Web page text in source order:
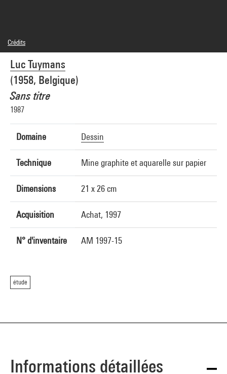
Luc Tuymans
(1958, Belgique)
Sans titre
1987
Domaine Dessin
Technique Mine graphite et aquarelle sur papier
Dimensions 21 x 26 cm
Acquisition Achat, 1997
N° d'inventaire AM 1997-15
étude
Crédits
© Studio Luc Tuymans
Crédit photographique : Centre Pompidou, MNAM-CCI/Bertrand Prévost/Dist.
GrandPalaisRmn
Réf. image : 4R11940 [1997 CX 0008]
Diffusion image :
Informations détaillées